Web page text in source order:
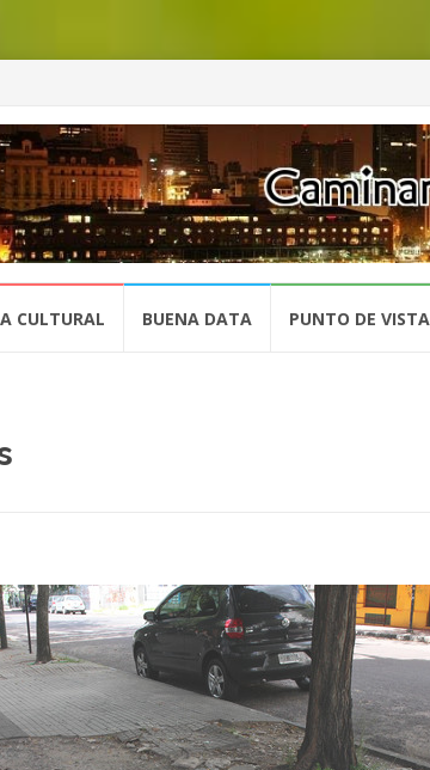
CULTURAL BUENA DATA PUNTO DE VISTA